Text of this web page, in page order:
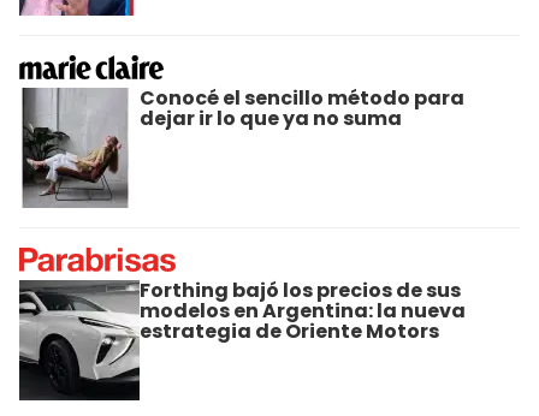
Conocé el sencillo método para
dejar ir lo que ya no suma
Forthing bajó los precios de sus
modelos en Argentina: la nueva
estrategia de Oriente Motors